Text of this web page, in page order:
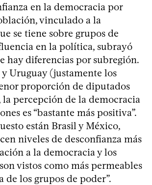
en la democracia por
vinculado a la
se tiene sobre grupos de
en la política, subrayó
hay diferencias por subregión.
Uruguay (justamente los
proporción de diputados
la percepción de la democracia
es “bastante más positiva”.
están Brasil y México,
niveles de desconfianza más
a la democracia y los
vistos como más permeables
de los grupos de poder”.